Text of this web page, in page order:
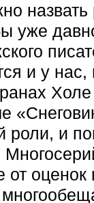
назвать
уже
и у
Холе
роли, и
оценок